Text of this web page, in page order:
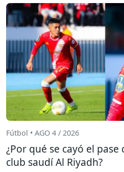
Fútbol • AGO 4 / 2026
¿Por qué se cayó el pase
club saudí Al Riyadh?